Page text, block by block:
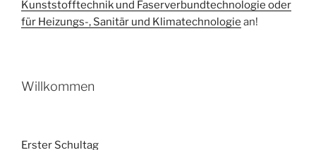
Kunststofftechnik und Faserverbundtechnologie oder
für Heizungs-, Sanitär und Klimatechnologie an!
Willkommen
Erster Schultag